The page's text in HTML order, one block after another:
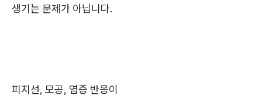
생기는 문제가 아닙니다.
피지선, 모공, 염증 반응이